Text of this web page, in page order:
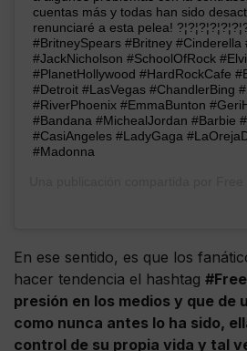
cuentas más y todas han sido
renunciaré a esta pelea!
#BritneySpears #Britney #Cinderella
#JackNicholson #SchoolOfRock
#PlanetHollywood #HardRockCafe
#Detroit #LasVegas #ChandlerBing
#RiverPhoenix #EmmaBunton
#Bandana #MichealJordan #Barbie
#CasiAngeles #LadyGaga
#Madonna
En ese sentido, es que los
hacer tendencia el hashtag
presión en los medios y que de
como nunca antes lo ha sido,
control de su propia vida y tal